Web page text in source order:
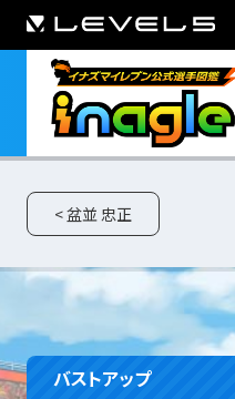
< 盆並 忠正
バストアップ